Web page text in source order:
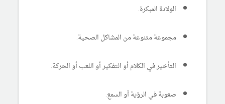
الولادة المبكرة.
مجموعة متنوعة من المشاكل الصحية.
التأخير في الكلام أو التفكير أو اللعب أو الحركة.
صعوبة في الرؤية أو السمع.